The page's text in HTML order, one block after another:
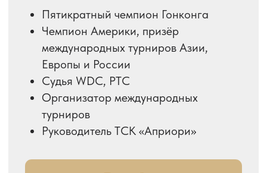
Ирина Фирсова
Мастер спорта международного
класса
Полуфиналист чемпионата России
Серебряный призер Чемпионата
России в категории «Студенты»
Победитель турниров серии WDSF
Победитель Кубка России по
взрослым